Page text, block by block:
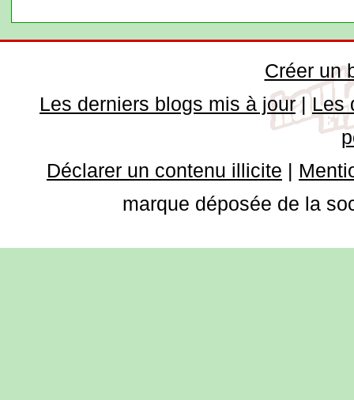
Créer un
Les derniers blogs mis à jour|Les
Déclarer un contenu illicite |
marque déposée de la